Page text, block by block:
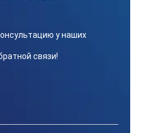
- 2 600 руб.
у наших
связи!